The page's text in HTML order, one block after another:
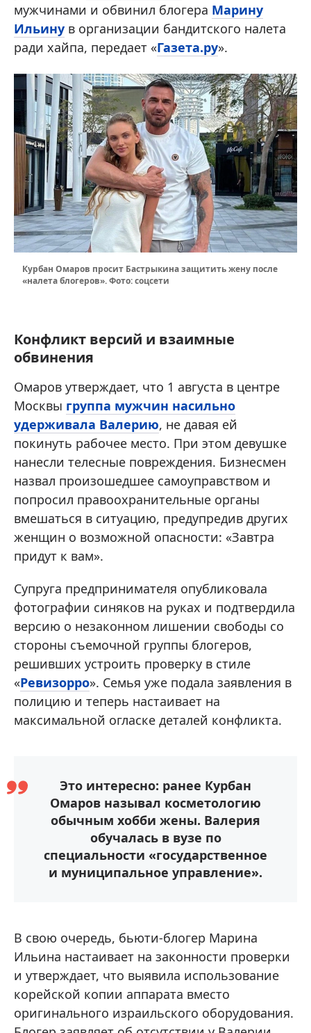
мужчинами и обвинил блогера Марину
Ильину в организации бандитского налета
ради хайпа, передает «Газета.ру».
Курбан Омаров просит Бастрыкина защитить жену после
«налета блогеров». Фото: соцсети
Конфликт версий и взаимные
обвинения
Омаров утверждает, что 1 августа в центре
Москвы группа мужчин насильно
удерживала Валерию, не давая ей
покинуть рабочее место. При этом девушке
нанесли телесные повреждения. Бизнесмен
назвал произошедшее самоуправством и
попросил правоохранительные органы
вмешаться в ситуацию, предупредив других
женщин о возможной опасности: «Завтра
придут к вам».
Супруга предпринимателя опубликовала
фотографии синяков на руках и подтвердила
версию о незаконном лишении свободы со
стороны съемочной группы блогеров,
решивших устроить проверку в стиле
«Ревизорро». Семья уже подала заявления в
полицию и теперь настаивает на
максимальной огласке деталей конфликта.
Это интересно: ранее Курбан
Омаров называл косметологию
обычным хобби жены. Валерия
обучалась в вузе по
специальности «государственное
и муниципальное управление».
В свою очередь, бьюти-блогер Марина
Ильина настаивает на законности проверки
и утверждает, что выявила использование
корейской копии аппарата вместо
оригинального израильского оборудования.